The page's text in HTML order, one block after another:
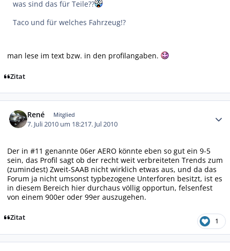
was sind das für Teile??
Taco und für welches Fahrzeug!?
man lese im text bzw. in den profilangaben.
Zitat
René Mitglied
7. Juli 2010 um 18:217. Jul 2010
Der in #11 genannte 06er AERO könnte eben so gut ein 9-5
sein, das Profil sagt ob der recht weit verbreiteten Trends zum
(zumindest) Zweit-SAAB nicht wirklich etwas aus, und da das
Forum ja nicht umsonst typbezogene Unterforen besitzt, ist es
in diesem Bereich hier durchaus völlig opportun, felsenfest
von einem 900er oder 99er auszugehen.
Zitat 1